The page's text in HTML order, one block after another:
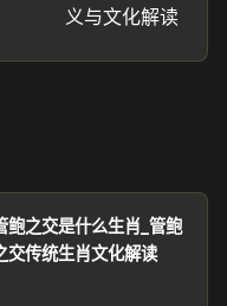
义与文化解读
鲍之交是什么生肖_管鲍
交传统生肖文化解读